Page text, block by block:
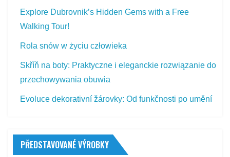
Explore Dubrovnik’s Hidden Gems with a Free
Walking Tour!
Rola snów w życiu człowieka
Skříň na boty: Praktyczne i eleganckie rozwiązanie do
przechowywania obuwia
Evoluce dekorativní žárovky: Od funkčnosti po umění
PŘEDSTAVOVANÉ VÝROBKY